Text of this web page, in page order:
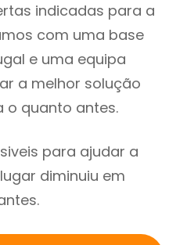
indicadas para a
com uma base
e uma equipa
a melhor solução
o quanto antes.
para ajudar a
diminuiu em